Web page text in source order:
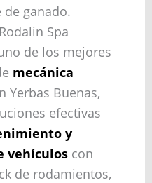
ganado.
Spa
de los mejores
mecánica
Yerbas Buenas,
efectivas
y
vehículoscon
de rodamientos,